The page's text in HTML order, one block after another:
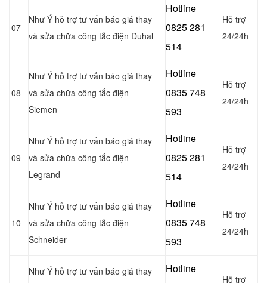
07
Như Ý hỗ trợ tư vấn báo giá thay
và sửa chữa công tắc điện Duhal
Hotline
0825 281
514
Hỗ trợ
24/24h
08
Như Ý hỗ trợ tư vấn báo giá thay
và sửa chữa công tắc điện
Siemen
Hotline
0835 748
593
Hỗ trợ
24/24h
09
Như Ý hỗ trợ tư vấn báo giá thay
và sửa chữa công tắc điện
Legrand
Hotline
0825 281
514
Hỗ trợ
24/24h
10
Như Ý hỗ trợ tư vấn báo giá thay
và sửa chữa công tắc điện
Schneider
Hotline
0835 748
593
Hỗ trợ
24/24h
Như Ý hỗ trợ tư vấn báo giá thay
Hotline
Hỗ trợ